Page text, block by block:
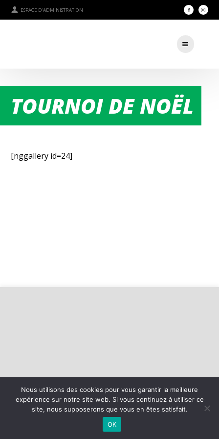
ESPACE D'ADMINISTRATION
TOURNOI DE NOËL
[nggallery id=24]
2026 - Basket Mesnil Franqueville Boos | Site internet réalisé par
MENTIONS LÉGALES
Nous utilisons des cookies pour vous garantir la meilleure
expérience sur notre site web. Si vous continuez à utiliser ce
site, nous supposerons que vous en êtes satisfait.
OK